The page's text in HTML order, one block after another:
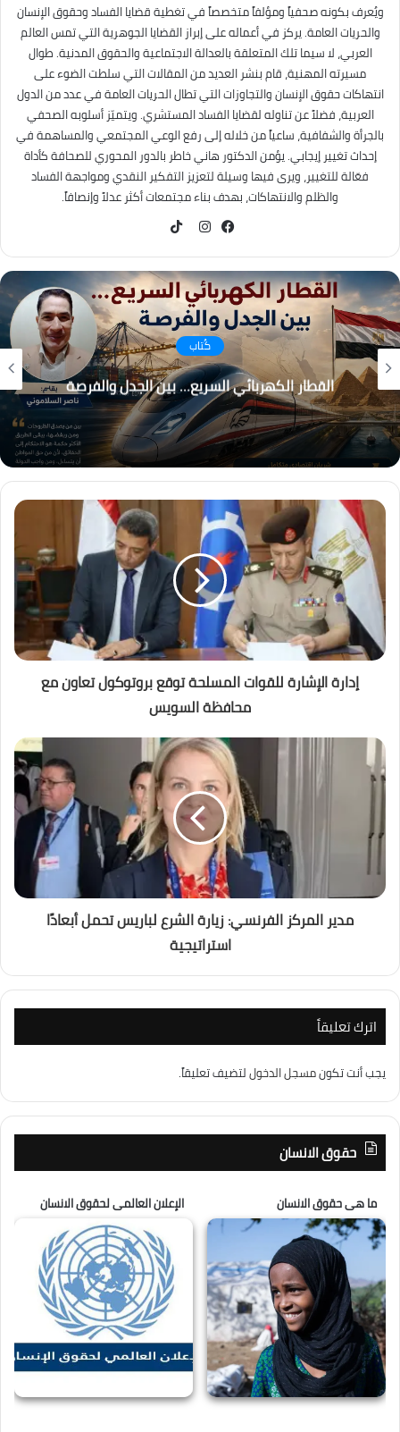
ويُعرف بكونه صحفياً ومؤلفاً متخصصاً في تغطية قضايا الفساد وحقوق الإنسان
والحريات العامة. يركز في أعماله على إبراز القضايا الجوهرية التي تمس العالم
العربي، لا سيما تلك المتعلقة بالعدالة الاجتماعية والحقوق المدنية. طوال
مسيرته المهنية، قام بنشر العديد من المقالات التي سلطت الضوء على
انتهاكات حقوق الإنسان والتجاوزات التي تطال الحريات العامة في عدد من الدول
العربية، فضلاً عن تناوله لقضايا الفساد المستشري. ويتميّز أسلوبه الصحفي
بالجرأة والشفافية، ساعياً من خلاله إلى رفع الوعي المجتمعي والمساهمة في
إحداث تغيير إيجابي. يؤمن الدكتور هاني خاطر بالدور المحوري للصحافة كأداة
فعّالة للتغيير، ويرى فيها وسيلة لتعزيز التفكير النقدي ومواجهة الفساد
والظلم والانتهاكات، بهدف بناء مجتمعات أكثر عدلاً وإنصافاً.
كُتاب
القطار الكهربائي السريع… بين الجدل والفرصة
إدارة الإشارة للقوات المسلحة توقع بروتوكول تعاون مع
محافظة السويس
مدير المركز الفرنسي: زيارة الشرع لباريس تحمل أبعادًا
استراتيجية
اترك تعليقاً
يجب أنت تكونمسجل الدخوللتضيف تعليقاً.
حقوق الانسان
ما هى حقوق الانسان الإعلان العالمى لحقوق الانسان